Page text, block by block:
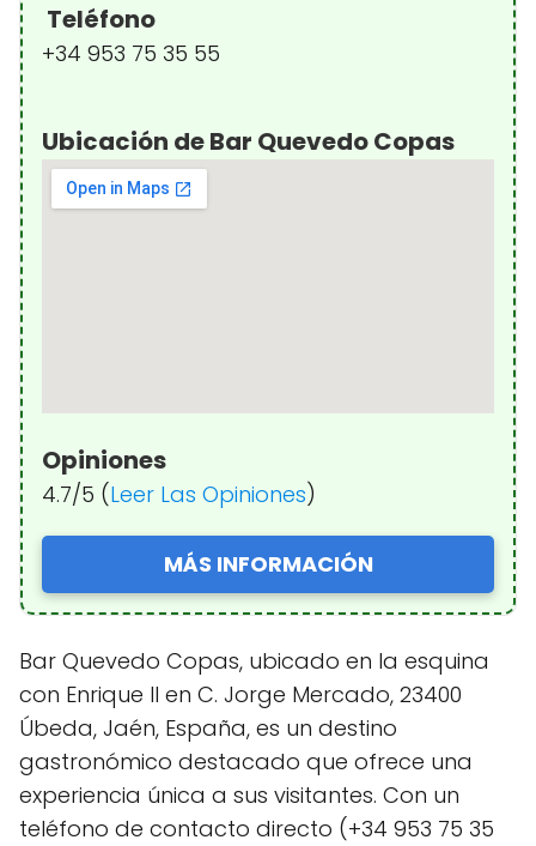
Teléfono
+34 953 75 35 55
Ubicación de Bar Quevedo Copas
Opiniones
4.7/5 (Leer Las Opiniones)
MÁS INFORMACIÓN
Bar Quevedo Copas, ubicado en la esquina
con Enrique II en C. Jorge Mercado, 23400
Úbeda, Jaén, España, es un destino
gastronómico destacado que ofrece una
experiencia única a sus visitantes. Con un
teléfono de contacto directo (+34 953 75 35